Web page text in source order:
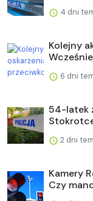
4 dni
Kolejny
6 dni
54-latek
2 dni
Kamery
Czy